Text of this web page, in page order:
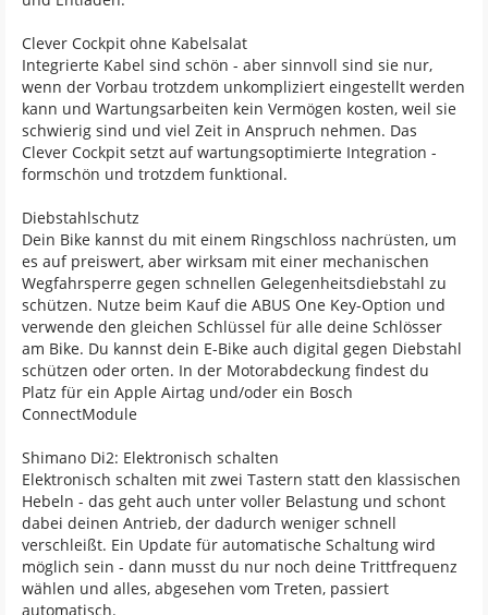
Clever Cockpit ohne Kabelsalat
Integrierte Kabel sind schön - aber sinnvoll sind sie nur,
wenn der Vorbau trotzdem unkompliziert eingestellt werden
kann und Wartungsarbeiten kein Vermögen kosten, weil sie
schwierig sind und viel Zeit in Anspruch nehmen. Das
Clever Cockpit setzt auf wartungsoptimierte Integration -
formschön und trotzdem funktional.
Diebstahlschutz
Dein Bike kannst du mit einem Ringschloss nachrüsten, um
es auf preiswert, aber wirksam mit einer mechanischen
Wegfahrsperre gegen schnellen Gelegenheitsdiebstahl zu
schützen. Nutze beim Kauf die ABUS One Key-Option und
verwende den gleichen Schlüssel für alle deine Schlösser
am Bike. Du kannst dein E-Bike auch digital gegen Diebstahl
schützen oder orten. In der Motorabdeckung findest du
Platz für ein Apple Airtag und/oder ein Bosch
ConnectModule
Shimano Di2: Elektronisch schalten
Elektronisch schalten mit zwei Tastern statt den klassischen
Hebeln - das geht auch unter voller Belastung und schont
dabei deinen Antrieb, der dadurch weniger schnell
verschleißt. Ein Update für automatische Schaltung wird
möglich sein - dann musst du nur noch deine Trittfrequenz
wählen und alles, abgesehen vom Treten, passiert
automatisch.